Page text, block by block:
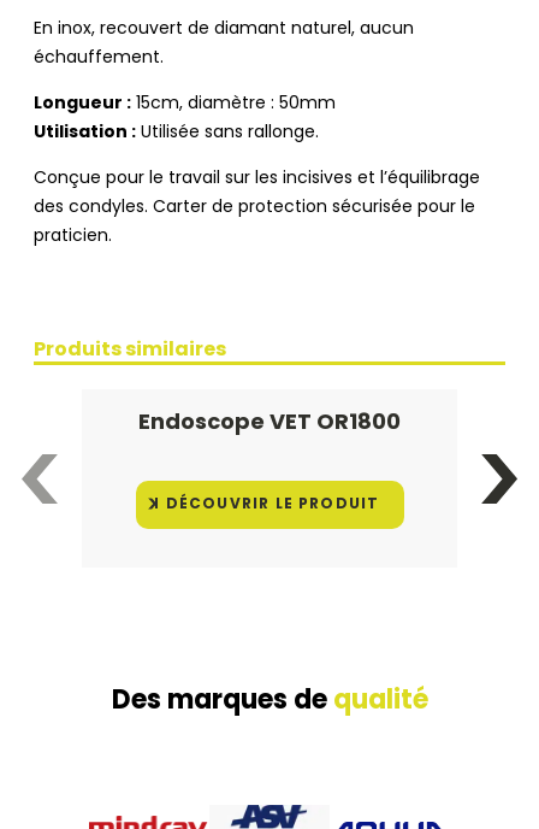
En inox, recouvert de diamant naturel, aucun
échauffement.
Longueur : 15cm, diamètre : 50mm
Utilisation : Utilisée sans rallonge.
Conçue pour le travail sur les incisives et l’équilibrage
des condyles. Carter de protection sécurisée pour le
praticien.
Produits similaires
Endoscope VET OR1800
DÉCOUVRIR LE PRODUIT
Des marques de qualité